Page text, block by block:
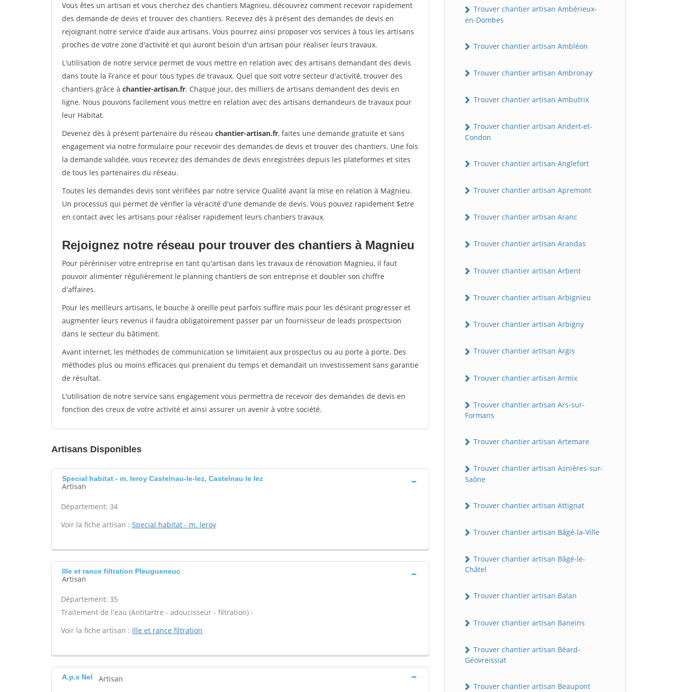
Vous êtes un artisan et vous cherchez des chantiers Magnieu, découvrez comment recevoir rapidement
des demande de devis et trouver des chantiers. Recevez dès à présent des demandes de devis en
rejoignant notre service d'aide aux artisans. Vous pourrez ainsi proposer vos services à tous les artisans
proches de votre zone d'activité et qui auront besoin d'un artisan pour réaliser leurs travaux.
L'utilisation de notre service permet de vous mettre en relation avec des artisans demandant des devis
dans toute la France et pour tous types de travaux. Quel que soit votre secteur d'activité, trouver des
chantiers grâce à chantier-artisan.fr. Chaque jour, des milliers de artisans demandent des devis en
ligne. Nous pouvons facilement vous mettre en relation avec des artisans demandeurs de travaux pour
leur Habitat.
Devenez dès à présent partenaire du réseau chantier-artisan.fr, faites une demande gratuite et sans
engagement via notre formulaire pour recevoir des demandes de devis et trouver des chantiers. Une fois
la demande validée, vous recevrez des demandes de devis enregistrées depuis les plateformes et sites
de tous les partenaires du réseau.
Toutes les demandes devis sont vérifiées par notre service Qualité avant la mise en relation à Magnieu.
Un processus qui permet de vérifier la véracité d'une demande de devis. Vous pouvez rapidement $etre
en contact avec les artisans pour réaliser rapidement leurs chantiers travaux.
Rejoignez notre réseau pour trouver des chantiers à Magnieu
Pour pérénniser votre entreprise en tant qu'artisan dans les travaux de rénovation Magnieu, il faut
pouvoir alimenter régulièrement le planning chantiers de son entreprise et doubler son chiffre
d'affaires.
Pour les meilleurs artisans, le bouche à oreille peut parfois suffire mais pour les désirant progresser et
augmenter leurs revenus il faudra obligatoirement passer par un fournisseur de leads prospectsion
dans le secteur du bâtiment.
Avant internet, les méthodes de communication se limitaient aux prospectus ou au porte à porte. Des
méthodes plus ou moins efficaces qui prenaient du temps et demandait un investissement sans garantie
de résultat.
L'utilisation de notre service sans engagement vous permettra de recevoir des demandes de devis en
fonction des creux de votre activité et ainsi assurer un avenir à votre société.
Artisans Disponibles
Special habitat - m. leroy Castelnau-le-lez, Castelnau le lez
Artisan
Département: 34
Voir la fiche artisan : Special habitat - m. leroy
Ille et rance filtration Pleugueneuc
Artisan
Département: 35
Traitement de l'eau (Antitartre - adoucisseur - filtration) -
Voir la fiche artisan : Ille et rance filtration
A.p.s Nel Artisan
Trouver chantier artisan Ambérieux-
en-Dombes
Trouver chantier artisan Ambléon
Trouver chantier artisan Ambronay
Trouver chantier artisan Ambutrix
Trouver chantier artisan Andert-et-
Condon
Trouver chantier artisan Anglefort
Trouver chantier artisan Apremont
Trouver chantier artisan Aranc
Trouver chantier artisan Arandas
Trouver chantier artisan Arbent
Trouver chantier artisan Arbignieu
Trouver chantier artisan Arbigny
Trouver chantier artisan Argis
Trouver chantier artisan Armix
Trouver chantier artisan Ars-sur-
Formans
Trouver chantier artisan Artemare
Trouver chantier artisan Asnières-sur-
Saône
Trouver chantier artisan Attignat
Trouver chantier artisan Bâgé-la-Ville
Trouver chantier artisan Bâgé-le-
Châtel
Trouver chantier artisan Balan
Trouver chantier artisan Baneins
Trouver chantier artisan Béard-
Géovreissiat
Trouver chantier artisan Beaupont